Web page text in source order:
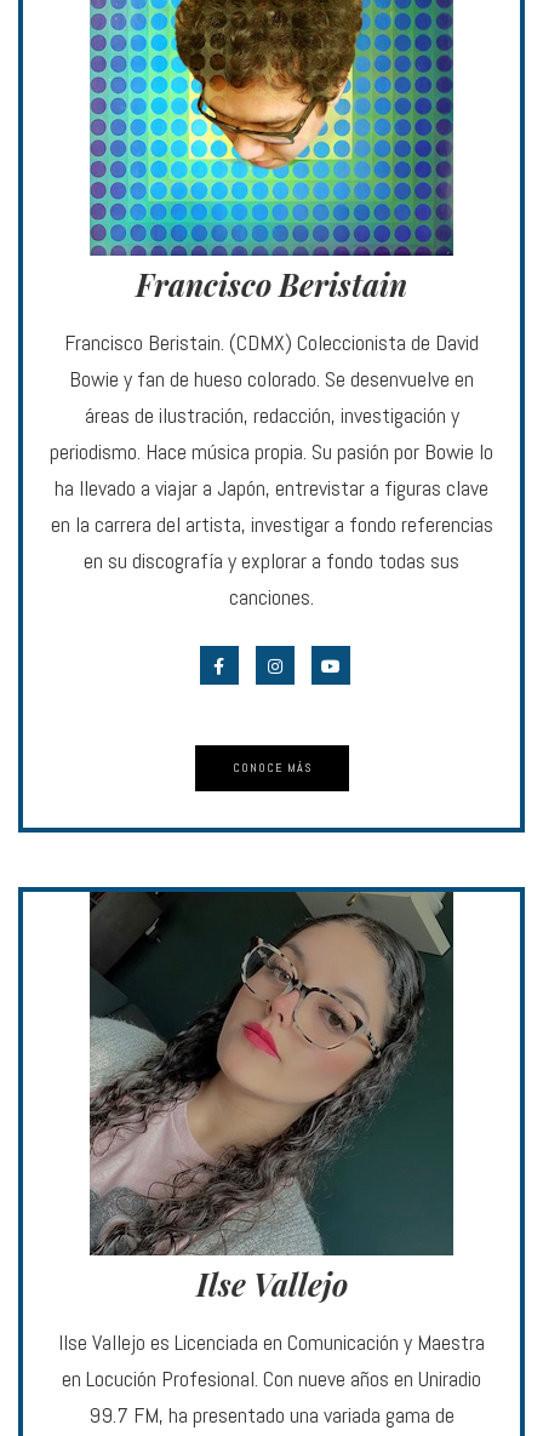
Francisco Beristain
Francisco Beristain. (CDMX) Coleccionista de David
Bowie y fan de hueso colorado. Se desenvuelve en
áreas de ilustración, redacción, investigación y
periodismo. Hace música propia. Su pasión por Bowie lo
ha llevado a viajar a Japón, entrevistar a figuras clave
en la carrera del artista, investigar a fondo referencias
en su discografía y explorar a fondo todas sus
canciones.
CONOCE MÁS
Ilse Vallejo
Ilse Vallejo es Licenciada en Comunicación y Maestra
en Locución Profesional. Con nueve años en Uniradio
99.7 FM, ha presentado una variada gama de